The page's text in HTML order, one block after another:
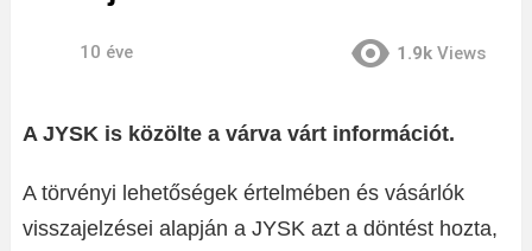
10 éve 1.9k Views
A JYSK is közölte a várva várt információt.
A törvényi lehetőségek értelmében és vásárlók
visszajelzései alapján a JYSK azt a döntést hozta,